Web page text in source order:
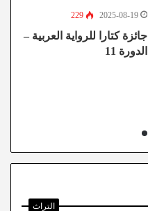
2025-08-19
229
جائزة كتارا للرواية العربية –
الدورة 11
التراث